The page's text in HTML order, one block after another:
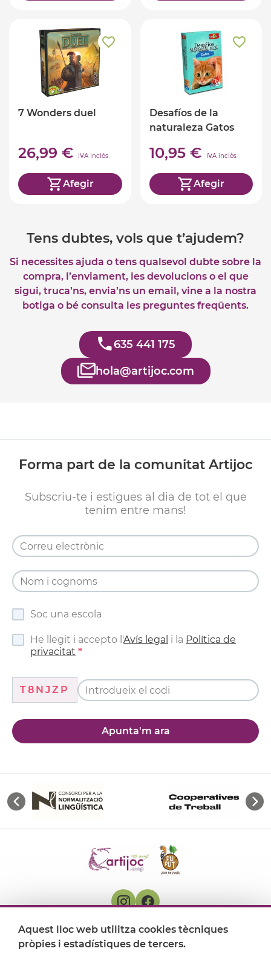
7 Wonders duel
26,99 € IVA inclòs
Afegir
Desafíos de la
naturaleza Gatos
10,95 € IVA inclòs
Afegir
Tens dubtes, vols que t’ajudem?
Si necessites ajuda o tens qualsevol dubte sobre la
compra, l’enviament, les devolucions o el que
sigui, truca’ns, envia’ns un email, vine a la nostra
botiga o bé consulta les preguntes freqüents.
635 441 175
hola@artijoc.com
Forma part de la comunitat Artijoc
Subscriu-te i estigues al dia de tot el que
tenim entre mans!
Soc una escola
He llegit i accepto l'Avís legal i la Política de
privacitat
T8NJZP
Apunta'm ara
On ens trobem
Aquest lloc web utilitza cookies tècniques
pròpies i estadístiques de tercers.